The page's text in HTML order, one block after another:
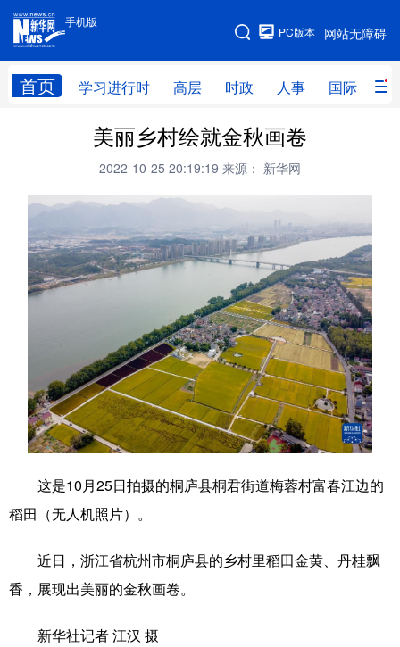
手机版
网站无障碍
PC版本
首页 学习进行时 高层 时政 人事 国际 财
手机版
网站地图
高层 时政
财经 网评
台湾 思客智库 全球连线
科技 科创 量子 体育
文化 健康 军事
视频 图片 政务
中央文件 金融 汽车
食品 人居 信息化 数字经济
学术中国 乡村振兴 银龄 溯源中国
彩票
文化产业
美丽乡村绘就金秋画卷
2022-10-25 20:19:19 来源： 新华网
这是10月25日拍摄的桐庐县桐君街道梅蓉村富春江边的
稻田（无人机照片）。
近日，浙江省杭州市桐庐县的乡村里稻田金黄、丹桂飘
香，展现出美丽的金秋画卷。
新华社记者 江汉 摄